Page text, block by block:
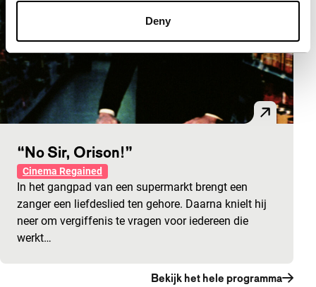
Deny
“No Sir, Orison!”
Cinema Regained
In het gangpad van een supermarkt brengt een
zanger een liefdeslied ten gehore. Daarna knielt hij
neer om vergiffenis te vragen voor iedereen die
werkt…
Bekijk het hele programma